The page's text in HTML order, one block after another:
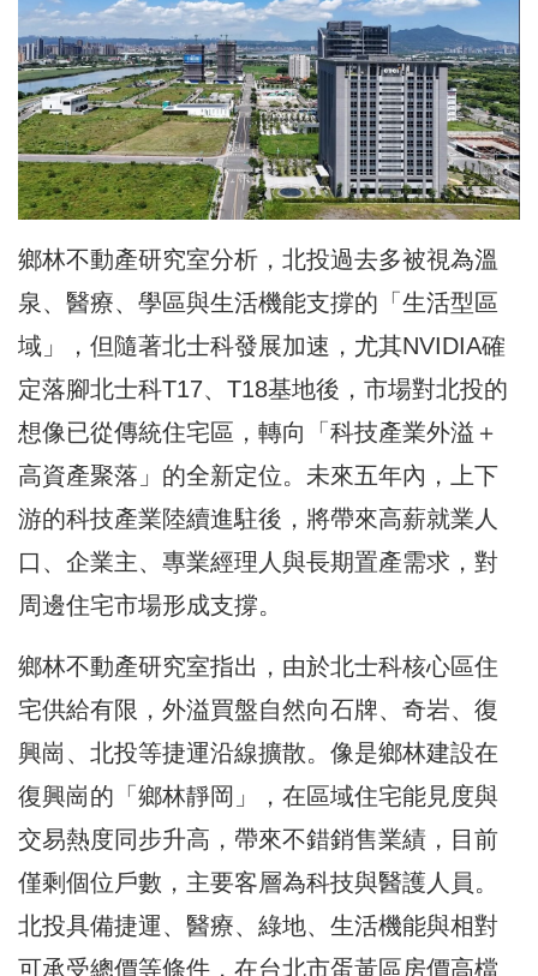
鄉林不動產研究室分析，北投過去多被視為溫
泉、醫療、學區與生活機能支撐的「生活型區
域」，但隨著北士科發展加速，尤其NVIDIA確
定落腳北士科T17、T18基地後，市場對北投的
想像已從傳統住宅區，轉向「科技產業外溢＋
高資產聚落」的全新定位。未來五年內，上下
游的科技產業陸續進駐後，將帶來高薪就業人
口、企業主、專業經理人與長期置產需求，對
周邊住宅市場形成支撐。
鄉林不動產研究室指出，由於北士科核心區住
宅供給有限，外溢買盤自然向石牌、奇岩、復
興崗、北投等捷運沿線擴散。像是鄉林建設在
復興崗的「鄉林靜岡」，在區域住宅能見度與
交易熱度同步升高，帶來不錯銷售業績，目前
僅剩個位戶數，主要客層為科技與醫護人員。
北投具備捷運、醫療、綠地、生活機能與相對
可承受總價等條件，在台北市蛋黃區房價高檔